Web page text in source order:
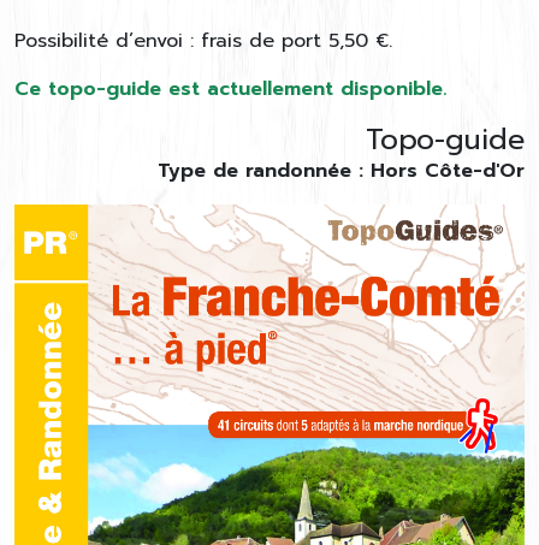
Possibilité d’envoi : frais de port 5,50 €.
Ce topo-guide est actuellement disponible.
Topo-guide
Type de randonnée : Hors Côte-d'Or